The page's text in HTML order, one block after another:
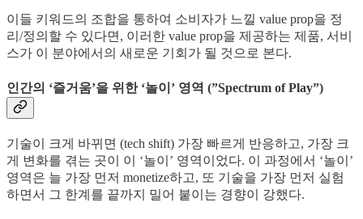
이들 키워드의 조합을 통하여 소비자가 느낄 value prop을 정
리/정의할 수 있다면, 이러한 value prop을 제공하는 제품, 서비
스가 이 분야에서의 새로운 기회가 될 것으로 본다.
인간의 ‘즐거움’을 위한 ‘놀이’ 영역 (”Spectrum of Play”)
기술이 크게 바뀌면 (tech shift) 가장 빠르게 반응하고, 가장 크
게 변화를 겪는 곳이 이 ‘놀이’ 영역이었다. 이 과정에서 ‘놀이’
영역은 늘 가장 먼저 monetize하고, 또 기술을 가장 먼저 실험
하면서 그 한계를 끝까지 밀어 붙이는 경향이 강했다.